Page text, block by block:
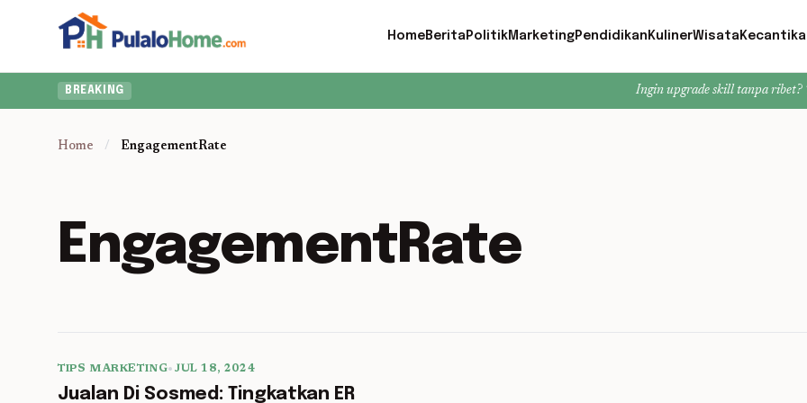
HomeBerita PolitikMarketingPendidikan KulinerWisata
BREAKING Ingin upgrade skill tanpa ribet? Temukan
Home / EngagementRate
EngagementRate
5 min read
TIPS MARKETING• JUL 18, 2024
Jualan Di Sosmed: Tingkatkan ER